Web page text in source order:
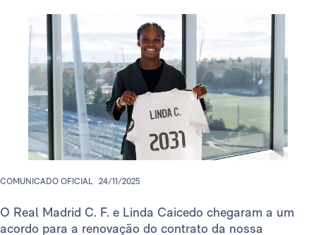
COMUNICADO OFICIAL 24/11/2025
O Real Madrid C. F. e Linda Caicedo chegaram a um
acordo para a renovação do contrato da nossa